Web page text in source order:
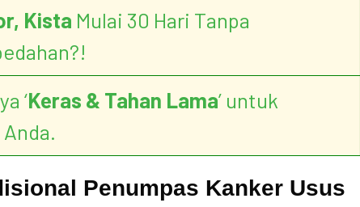
Kista Mulai 30 Hari Tanpa
‘Keras & Tahan Lama’ untuk
Penumpas Kanker Usus